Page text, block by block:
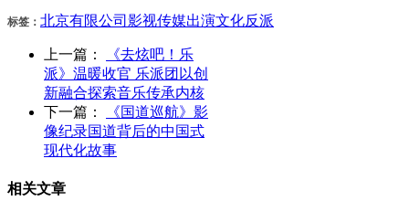
标签： 北京有限公司 影视传媒出演文化反派
上一篇：
《去炫吧！乐
派》温暖收官 乐派团以创
新融合探索音乐传承内核
下一篇：
《国道巡航》影
像纪录国道背后的中国式
现代化故事
相关文章